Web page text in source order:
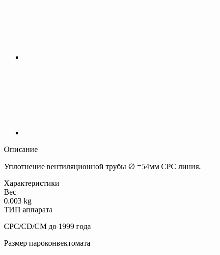
Описание
Уплотнение вентиляционной трубы ∅ =54мм CPC линия.
Характеристики
Вес
0.003 kg
ТИП аппарата
CPC/CD/CM до 1999 года
Размер пароконвектомата